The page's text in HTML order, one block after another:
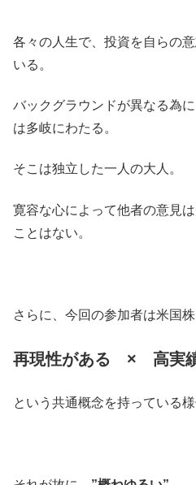
各々の人生で、投資を自らの
いる。
バックグラウンドが異なる為
は多岐にわたる。
そこは独立した一人の大人。
寛容な心によって他者の意見
ことはない。
さらに、今回の参加者は米国
再現性がある × 高実
という共通概念を持っている様